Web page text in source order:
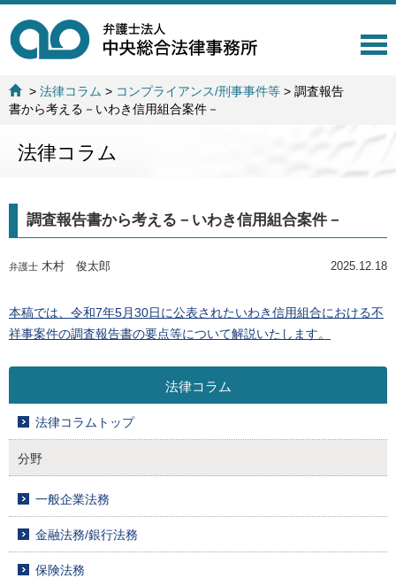
T
a
i
n
>法律コラム > コンプライアンス/刑事事件等 >調査報告
書から考える－いわき信用組合案件－
法律コラム
調査報告書から考える－いわき信用組合案件－
弁護士 木村 俊太郎 2025.12.18
本稿では、令和7年5月30日に公表されたいわき信用組合における不
祥事案件の調査報告書の要点等について解説いたします。
法律コラム
法律コラムトップ
分野
一般企業法務
金融法務/銀行法務
保険法務